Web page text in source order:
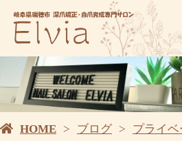
HOME ブログ
プライベ